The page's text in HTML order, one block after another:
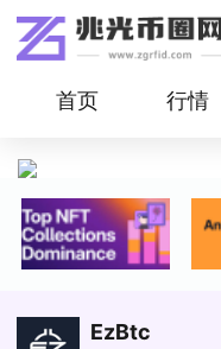
首页 行情
EzBtc